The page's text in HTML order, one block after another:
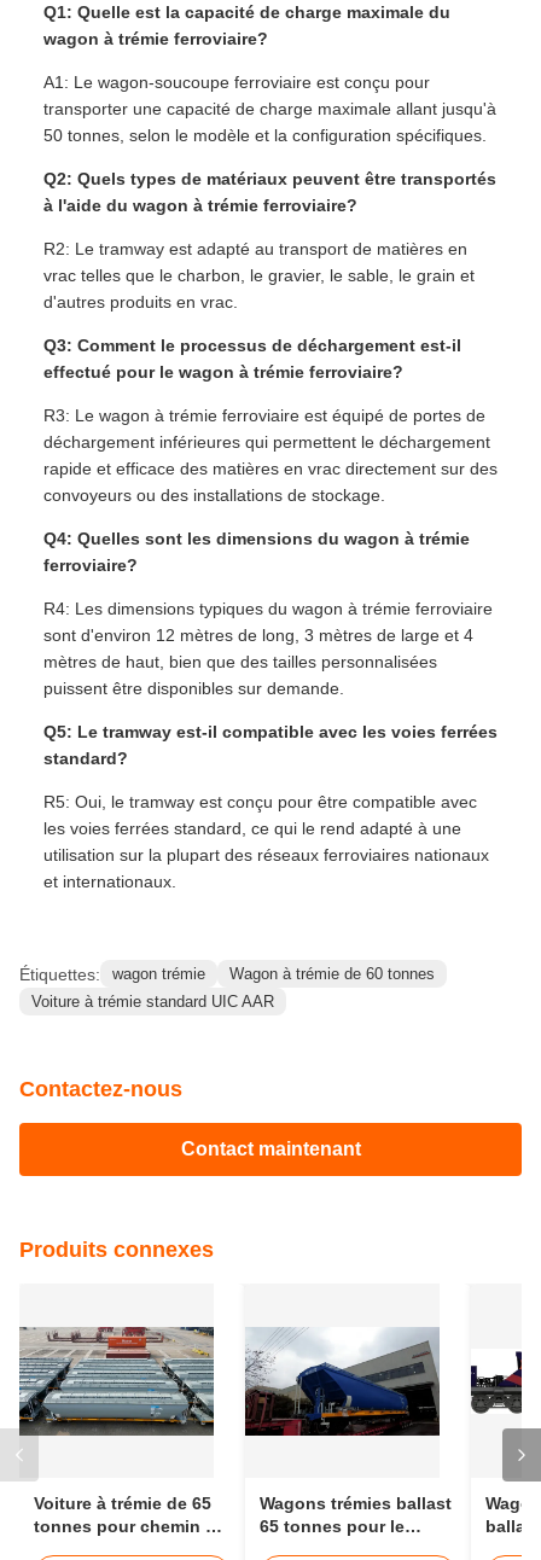
Q1: Quelle est la capacité de charge maximale du
wagon à trémie ferroviaire?
A1: Le wagon-soucoupe ferroviaire est conçu pour
transporter une capacité de charge maximale allant jusqu'à
50 tonnes, selon le modèle et la configuration spécifiques.
Q2: Quels types de matériaux peuvent être transportés
à l'aide du wagon à trémie ferroviaire?
R2: Le tramway est adapté au transport de matières en
vrac telles que le charbon, le gravier, le sable, le grain et
d'autres produits en vrac.
Q3: Comment le processus de déchargement est-il
effectué pour le wagon à trémie ferroviaire?
R3: Le wagon à trémie ferroviaire est équipé de portes de
déchargement inférieures qui permettent le déchargement
rapide et efficace des matières en vrac directement sur des
convoyeurs ou des installations de stockage.
Q4: Quelles sont les dimensions du wagon à trémie
ferroviaire?
R4: Les dimensions typiques du wagon à trémie ferroviaire
sont d'environ 12 mètres de long, 3 mètres de large et 4
mètres de haut, bien que des tailles personnalisées
puissent être disponibles sur demande.
Q5: Le tramway est-il compatible avec les voies ferrées
standard?
R5: Oui, le tramway est conçu pour être compatible avec
les voies ferrées standard, ce qui le rend adapté à une
utilisation sur la plupart des réseaux ferroviaires nationaux
et internationaux.
Étiquettes: wagon trémie
Wagon à trémie de 60 tonnes
Voiture à trémie standard UIC AAR
Contactez-nous
Contact maintenant
Produits connexes
Voiture à trémie de 65
tonnes pour chemin de
Wagons trémies ballast
65 tonnes pour le